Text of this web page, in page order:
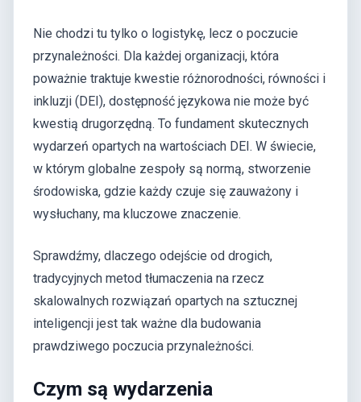
Nie chodzi tu tylko o logistykę, lecz o poczucie
przynależności. Dla każdej organizacji, która
poważnie traktuje kwestie różnorodności, równości i
inkluzji (DEI), dostępność językowa nie może być
kwestią drugorzędną. To fundament skutecznych
wydarzeń opartych na wartościach DEI. W świecie,
w którym globalne zespoły są normą, stworzenie
środowiska, gdzie każdy czuje się zauważony i
wysłuchany, ma kluczowe znaczenie.
Sprawdźmy, dlaczego odejście od drogich,
tradycyjnych metod tłumaczenia na rzecz
skalowalnych rozwiązań opartych na sztucznej
inteligencji jest tak ważne dla budowania
prawdziwego poczucia przynależności.
Czym są wydarzenia